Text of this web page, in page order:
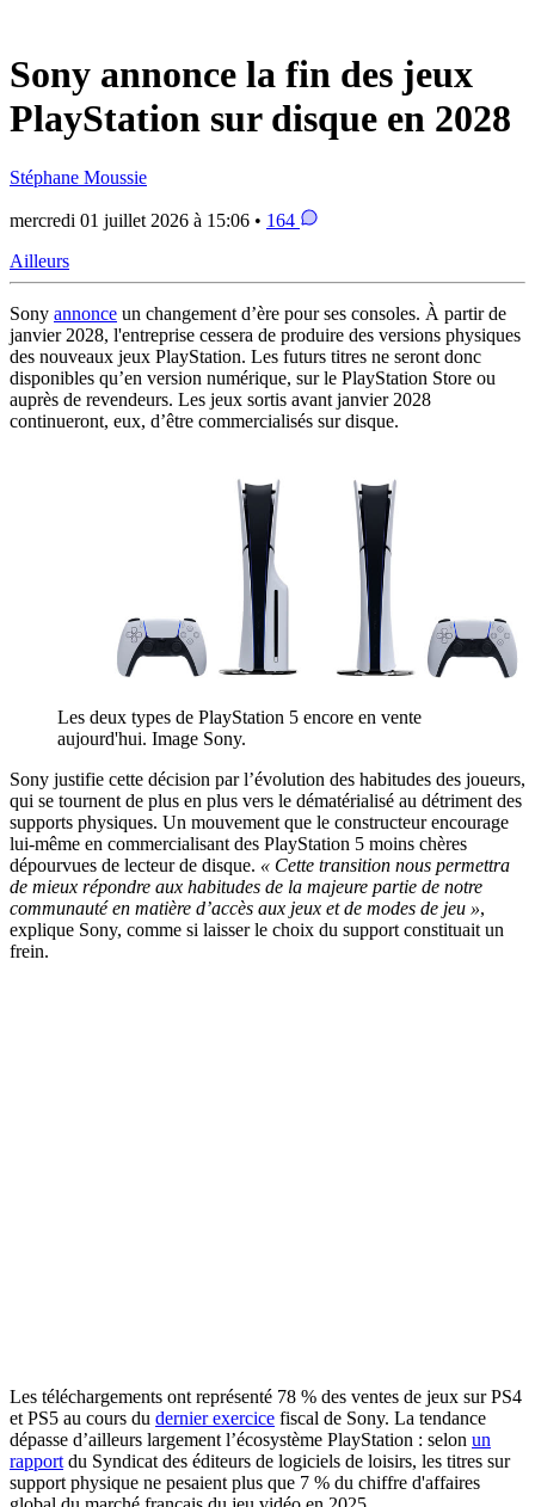
Sony annonce la fin des jeux
PlayStation sur disque en 2028
Stéphane Moussie
mercredi 01 juillet 2026 à 15:06 • 164
Ailleurs
Sony annonce un changement d’ère pour ses consoles. À partir de
janvier 2028, l'entreprise cessera de produire des versions physiques
des nouveaux jeux PlayStation. Les futurs titres ne seront donc
disponibles qu’en version numérique, sur le PlayStation Store ou
auprès de revendeurs. Les jeux sortis avant janvier 2028
continueront, eux, d’être commercialisés sur disque.
Les deux types de PlayStation 5 encore en vente
aujourd'hui. Image Sony.
Sony justifie cette décision par l’évolution des habitudes des joueurs,
qui se tournent de plus en plus vers le dématérialisé au détriment des
supports physiques. Un mouvement que le constructeur encourage
lui-même en commercialisant des PlayStation 5 moins chères
dépourvues de lecteur de disque. « Cette transition nous permettra
de mieux répondre aux habitudes de la majeure partie de notre
communauté en matière d’accès aux jeux et de modes de jeu »,
explique Sony, comme si laisser le choix du support constituait un
frein.
Les téléchargements ont représenté 78 % des ventes de jeux sur PS4
et PS5 au cours du dernier exercice fiscal de Sony. La tendance
dépasse d’ailleurs largement l’écosystème PlayStation : selon un
rapport du Syndicat des éditeurs de logiciels de loisirs, les titres sur
support physique ne pesaient plus que 7 % du chiffre d'affaires